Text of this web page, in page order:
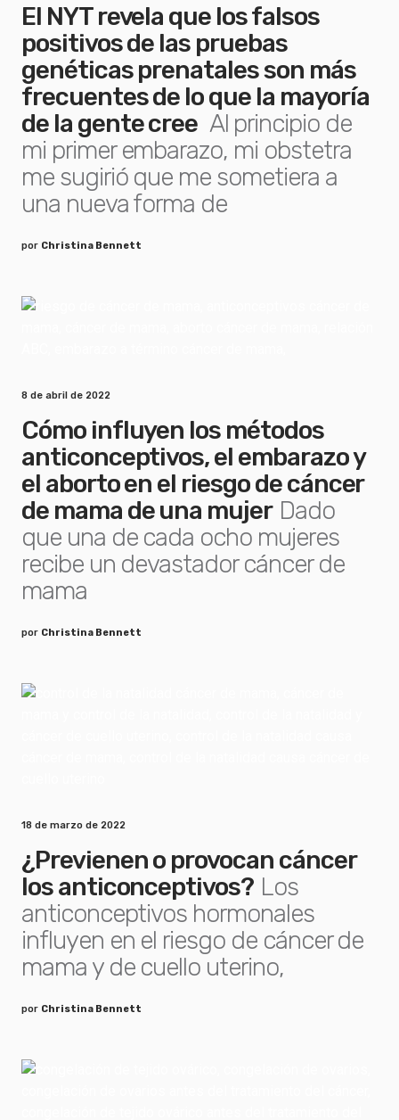
El NYT revela que los falsos
positivos de las pruebas
genéticas prenatales son más
frecuentes de lo que la mayoría
de la gente cree Al principio de
mi primer embarazo, mi obstetra
me sugirió que me sometiera a
una nueva forma de
por Christina Bennett
8 de abril de 2022
Cómo influyen los métodos
anticonceptivos, el embarazo y
el aborto en el riesgo de cáncer
de mama de una mujer Dado
que una de cada ocho mujeres
recibe un devastador cáncer de
mama
por Christina Bennett
18 de marzo de 2022
¿Previenen o provocan cáncer
los anticonceptivos? Los
anticonceptivos hormonales
influyen en el riesgo de cáncer de
mama y de cuello uterino,
por Christina Bennett